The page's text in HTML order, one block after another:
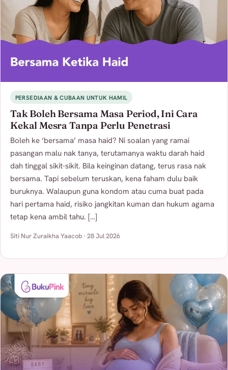
PERSEDIAAN & CUBAAN UNTUK HAMIL
Tak Boleh Bersama Masa Period, Ini Cara
Kekal Mesra Tanpa Perlu Penetrasi
Boleh ke ‘bersama’ masa haid? Ni soalan yang ramai
pasangan malu nak tanya, terutamanya waktu darah haid
dah tinggal sikit-sikit. Bila keinginan datang, terus rasa nak
bersama. Tapi sebelum teruskan, kena faham dulu baik
buruknya. Walaupun guna kondom atau cuma buat pada
hari pertama haid, risiko jangkitan kuman dan hukum agama
tetap kena ambil tahu. […]
Siti Nur Zuraikha Yaacob · 28 Jul 2026